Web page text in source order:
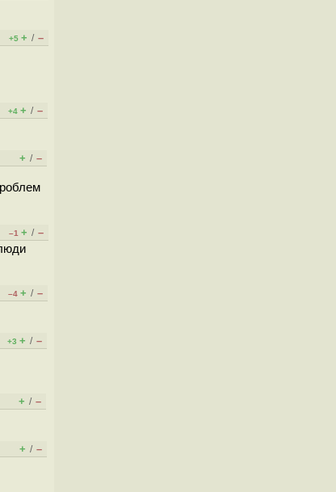
+5 + / –
+4 + / –
+ / –
–1 + / –
–4 + / –
+3 + / –
+ / –
+ / –